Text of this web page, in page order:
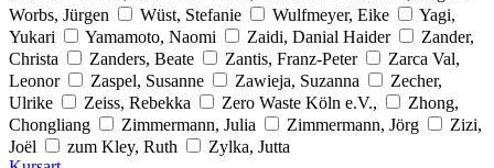
Worbs, Jürgen
Wüst, Stefanie Wulfmeyer, Eike
Yagi,
Yukari
Yamamoto, Naomi Zaidi, Danial Haider
Zander,
Christa
Zanders, Beate Zantis, Franz-Peter
Zarca Val,
Leonor
Zaspel, Susanne Zawieja, Suzanna
Zecher,
Ulrike
Zeiss, Rebekka Zero Waste Köln e.V.,
Zhong,
Chongliang
Zimmermann, Julia Zimmermann, Jörg
Zizi,
Joël
zum Kley, Ruth
Zylka, Jutta